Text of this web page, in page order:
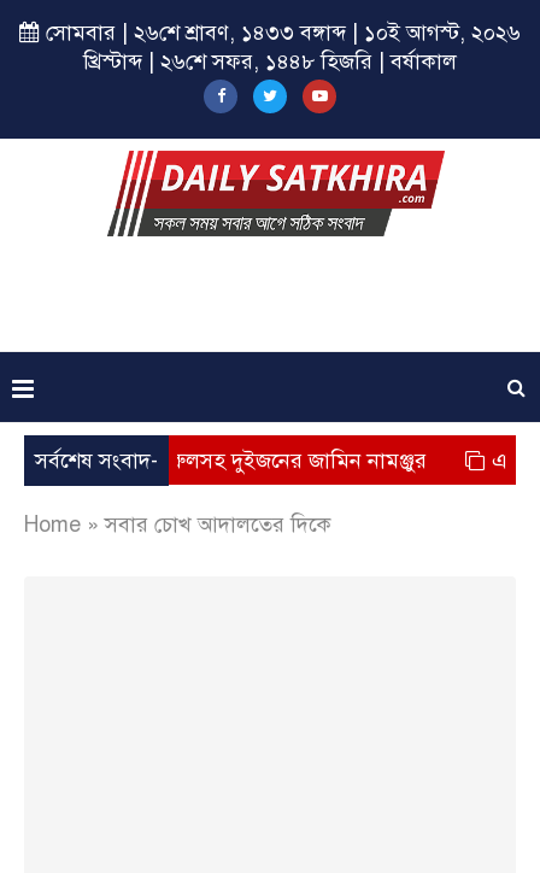
সোমবার | ২৬শে শ্রাবণ, ১৪৩৩ বঙ্গাব্দ | ১০ই আগস্ট, ২০২৬
খ্রিস্টাব্দ | ২৬শে সফর, ১৪৪৮ হিজরি | বর্ষাকাল
সর্বশেষ সংবাদ-
হাজী নজরুলসহ দুইজনের জামিন নামঞ্জুর এসএসসি
Home »সবার চোখ আদালতের দিকে